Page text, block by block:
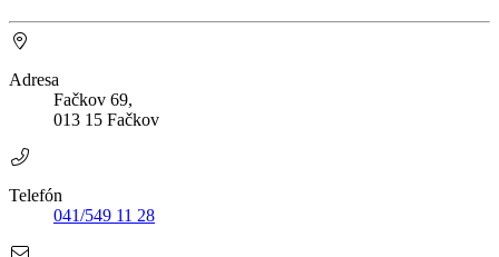
Adresa
Fačkov 69,
013 15 Fačkov
Telefón
041/549 11 28